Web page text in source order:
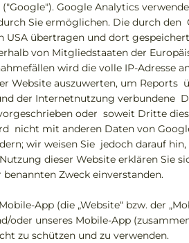
Google Analytics
Sie ermöglichen. Die durch
übertragen und dort
von Mitgliedstaaten der
wird die volle IP-Adresse
Website auszuwerten, um Reports
der Internetnutzung verbundene
oder soweit Dritte
nicht mit anderen Daten von
wir weisen Sie jedoch darauf
dieser Website erklären Sie
Zweck einverstanden.
App (die „Website“ bzw. der
unseres Mobile-App
zu schützen und zu verwenden.